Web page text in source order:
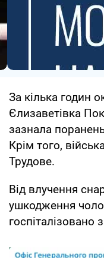
За кілька годин
Єлизаветівка
зазнала
Крім того,
Трудове.
Від влучення
ушкодження